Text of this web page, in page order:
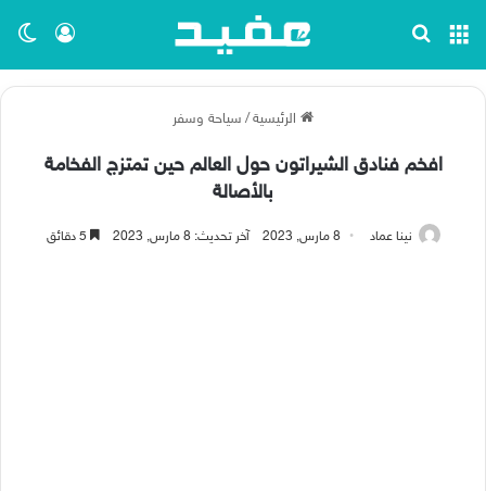
تسجيل القائمة
الرئيسية/ سياحة وسفر
افخم فنادق الشيراتون حول العالم حين تمتزج الفخامة
بالأصالة
نينا عماد 8 مارس, 2023 آخر تحديث: 8 مارس, 2023